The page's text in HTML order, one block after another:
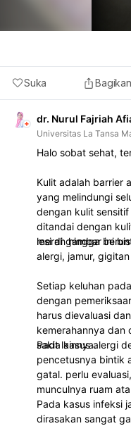
Suka Bagikan
dr. Nurul Fajriah
Universitas La Tansa
Halo sobat sehat,
Kulit adalah barrier
yang melindungi
dengan kulit sensitif rentan mengalami iritasi yang
ditandai dengan
merah hingga
lesi di gambar ini
alergi, jamur,
Setiap keluhan
dengan
harus dievaluasi
kemerahannya dan
sakit lainnya.
Pada kasus alergi
pencetusnya bintik
gatal. perlu
munculnya ruam
Pada kasus infeksi
dirasakan sangat